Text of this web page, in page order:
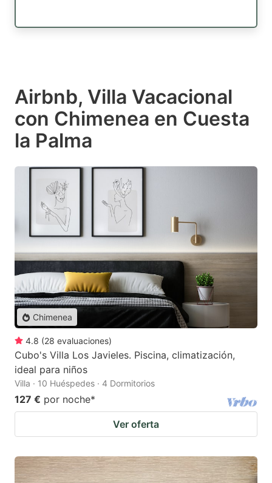
Airbnb, Villa Vacacional
con Chimenea en Cuesta
la Palma
Chimenea
4.8 (28 evaluaciones)
Cubo's Villa Los Javieles. Piscina, climatización,
ideal para niños
Villa · 10 Huéspedes · 4 Dormitorios
127 € por noche*
Ver oferta